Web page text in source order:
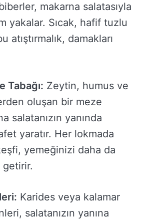
makarna salatasıyla
yakalar. Sıcak, hafif tuzlu
atıştırmalık, damakları
Tabağı: Zeytin, humus ve
oluşan bir meze
salatanızın yanında
yaratır. Her lokmada
yemeğinizi daha da
Karides veya kalamar
salatanızın yanına